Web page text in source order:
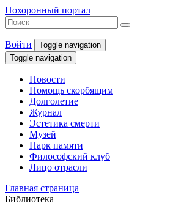
Похоронный портал
Войти
Toggle navigation
Toggle navigation
Новости
Помощь скорбящим
Долголетие
Журнал
Эстетика смерти
Музей
Парк памяти
Философский клуб
Лицо отрасли
Главная страница
Библиотека